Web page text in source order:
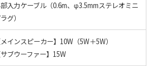
入力ケーブル（0.6m、φ3.5mmステレオミニ
グ）
メインスピーカー】10W（5W＋5W）
サブウーファー】15W